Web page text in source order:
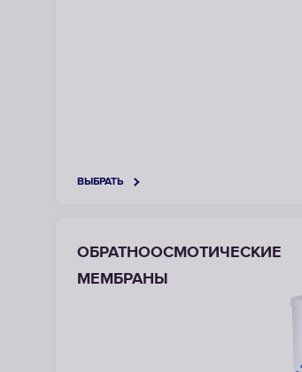
ВЫБРАТЬ
ОБРАТНООСМОТИЧЕСКИЕ
МЕМБРАНЫ